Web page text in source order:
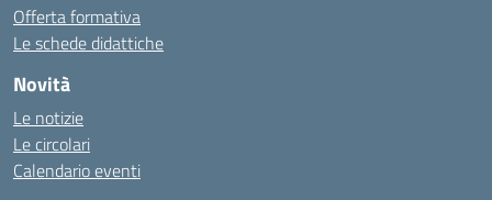
Offerta formativa
Le schede didattiche
Novità
Le notizie
Le circolari
Calendario eventi